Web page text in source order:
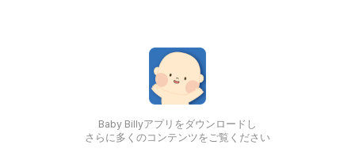
Baby Billyアプリをダウンロードし
さらに多くのコンテンツをご覧ください